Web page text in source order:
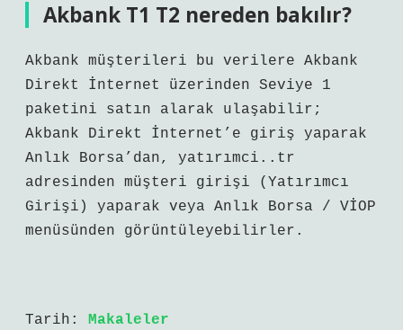
Akbank T1 T2 nereden bakılır?
Akbank müşterileri bu verilere Akbank
Direkt İnternet üzerinden Seviye 1
paketini satın alarak ulaşabilir;
Akbank Direkt İnternet’e giriş yaparak
Anlık Borsa’dan, yatırımci..tr
adresinden müşteri girişi (Yatırımcı
Girişi) yaparak veya Anlık Borsa / VİOP
menüsünden görüntüleyebilirler.
Tarih: Makaleler